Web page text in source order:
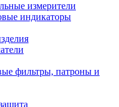
измерители
индикаторы
фильтры, патроны и